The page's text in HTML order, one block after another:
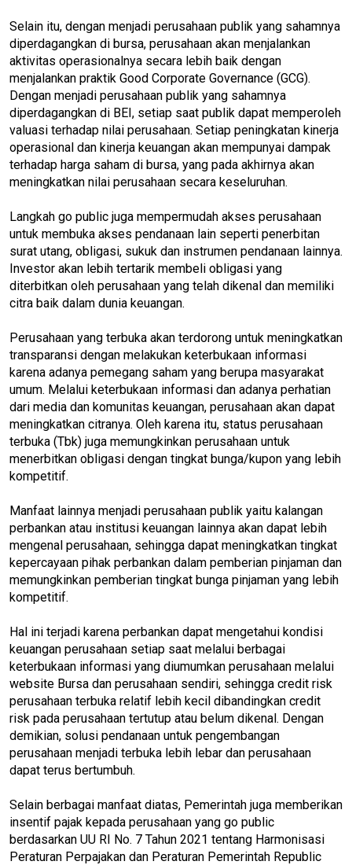
Selain itu, dengan menjadi perusahaan publik yang sahamnya
diperdagangkan di bursa, perusahaan akan menjalankan
aktivitas operasionalnya secara lebih baik dengan
menjalankan praktik Good Corporate Governance (GCG).
Dengan menjadi perusahaan publik yang sahamnya
diperdagangkan di BEI, setiap saat publik dapat memperoleh
valuasi terhadap nilai perusahaan. Setiap peningkatan kinerja
operasional dan kinerja keuangan akan mempunyai dampak
terhadap harga saham di bursa, yang pada akhirnya akan
meningkatkan nilai perusahaan secara keseluruhan.
Langkah go public juga mempermudah akses perusahaan
untuk membuka akses pendanaan lain seperti penerbitan
surat utang, obligasi, sukuk dan instrumen pendanaan lainnya.
Investor akan lebih tertarik membeli obligasi yang
diterbitkan oleh perusahaan yang telah dikenal dan memiliki
citra baik dalam dunia keuangan.
Perusahaan yang terbuka akan terdorong untuk meningkatkan
transparansi dengan melakukan keterbukaan informasi
karena adanya pemegang saham yang berupa masyarakat
umum. Melalui keterbukaan informasi dan adanya perhatian
dari media dan komunitas keuangan, perusahaan akan dapat
meningkatkan citranya. Oleh karena itu, status perusahaan
terbuka (Tbk) juga memungkinkan perusahaan untuk
menerbitkan obligasi dengan tingkat bunga/kupon yang lebih
kompetitif.
Manfaat lainnya menjadi perusahaan publik yaitu kalangan
perbankan atau institusi keuangan lainnya akan dapat lebih
mengenal perusahaan, sehingga dapat meningkatkan tingkat
kepercayaan pihak perbankan dalam pemberian pinjaman dan
memungkinkan pemberian tingkat bunga pinjaman yang lebih
kompetitif.
Hal ini terjadi karena perbankan dapat mengetahui kondisi
keuangan perusahaan setiap saat melalui berbagai
keterbukaan informasi yang diumumkan perusahaan melalui
website Bursa dan perusahaan sendiri, sehingga credit risk
perusahaan terbuka relatif lebih kecil dibandingkan credit
risk pada perusahaan tertutup atau belum dikenal. Dengan
demikian, solusi pendanaan untuk pengembangan
perusahaan menjadi terbuka lebih lebar dan perusahaan
dapat terus bertumbuh.
Selain berbagai manfaat diatas, Pemerintah juga memberikan
insentif pajak kepada perusahaan yang go public
berdasarkan UU RI No. 7 Tahun 2021 tentang Harmonisasi
Peraturan Perpajakan dan Peraturan Pemerintah Republic